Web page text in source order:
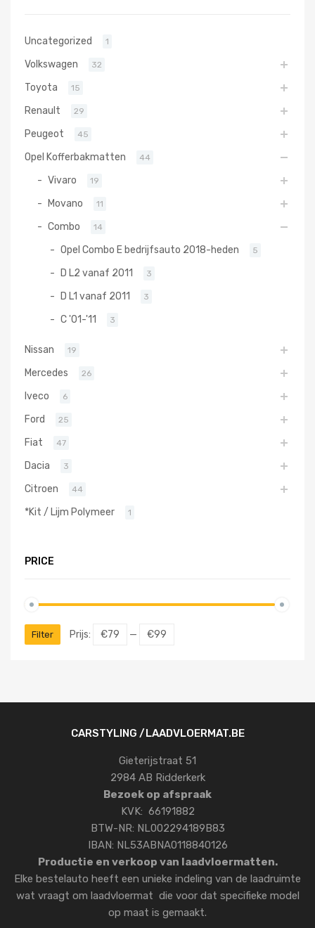
Uncategorized 1
Volkswagen 32
Toyota 15
Renault 29
Peugeot 45
Opel Kofferbakmatten 44
Vivaro 19
Movano 11
Combo 14
Opel Combo E bedrijfsauto 2018-heden 5
D L2 vanaf 2011 3
D L1 vanaf 2011 3
C '01-'11 3
Nissan 19
Mercedes 26
Iveco 6
Ford 25
Fiat 47
Dacia 3
Citroen 44
*Kit / Lijm Polymeer 1
PRICE
Filter Prijs: €79 — €99
CARSTYLING /LAADVLOERMAT.BE
Gieterijstraat 51
2984 AB Ridderkerk
Bezoek op afspraak
KVK: 66191882
BTW-NR: NL002294189B83
IBAN: NL53ABNA0118840126
Productie en verkoop van laadvloermatten.
Elke bestelauto heeft een unieke indeling van de laadruimte
wat vraagt om laadvloermat die voor dat specifieke model
op maat is gemaakt.